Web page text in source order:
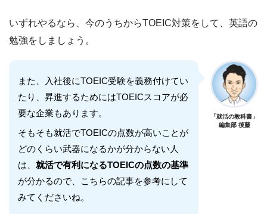
いずれやるなら、今のうちからTOEIC対策をして、英語の
勉強をしましょう。
また、入社後にTOEIC受験を義務付けてい
たり、昇進するためにはTOEICスコアが必
要な企業もあります。
そもそも就活でTOEICの点数が高いことが
どのくらい武器になるかが分からない人
は、 就活で有利になるTOEICの点数の基準
が分かるので、こちらの記事を参考にして
みてくださいね。
「就活の教科書」
編集部 後藤